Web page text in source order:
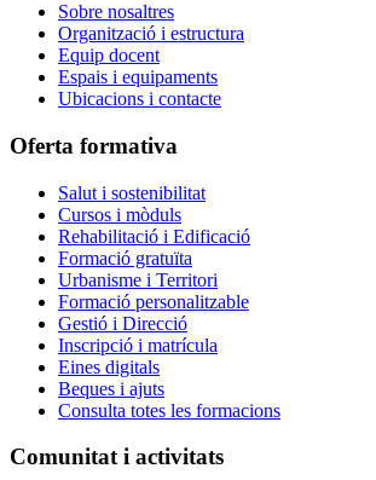
Sobre nosaltres
Organització i estructura
Equip docent
Espais i equipaments
Ubicacions i contacte
Oferta formativa
Salut i sostenibilitat
Cursos i mòduls
Rehabilitació i Edificació
Formació gratuïta
Urbanisme i Territori
Formació personalitzable
Gestió i Direcció
Inscripció i matrícula
Eines digitals
Beques i ajuts
Consulta totes les formacions
Comunitat i activitats